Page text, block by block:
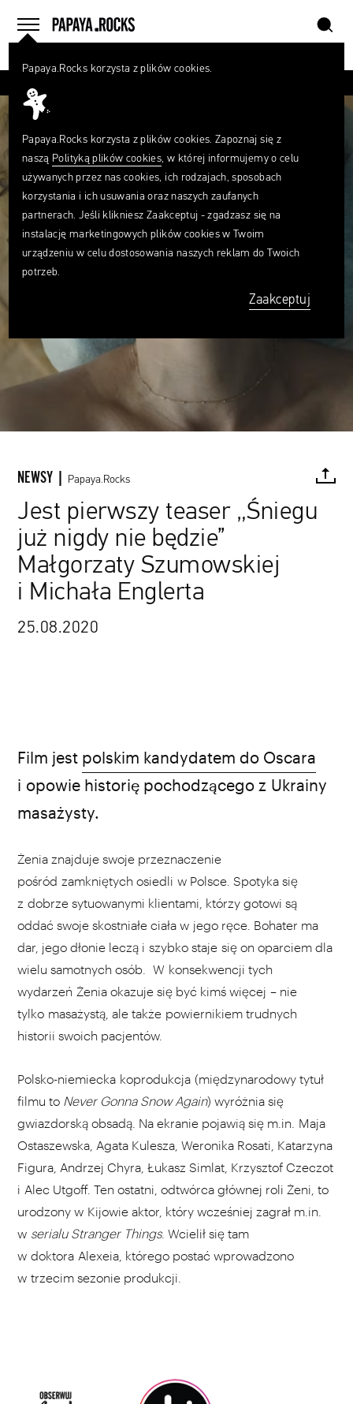
menu
home szukaj
NEWSY | Papaya.Rocks
Jest pierwszy teaser „Śniegu
już nigdy nie będzie”
Małgorzaty Szumowskiej
i Michała Englerta
25.08.2020
FACEBOOK TWITTER PINTEREST
Film jest polskim kandydatem do Oscara
i opowie historię pochodzącego z Ukrainy
masażysty.
Żenia znajduje swoje przeznaczenie
pośród zamkniętych osiedli w Polsce. Spotyka się
z dobrze sytuowanymi klientami, którzy gotowi są
oddać swoje skostniałe ciała w jego ręce. Bohater ma
dar, jego dłonie leczą i szybko staje się on oparciem dla
wielu samotnych osób. W konsekwencji tych
wydarzeń Żenia okazuje się być kimś więcej – nie
tylko masażystą, ale także powiernikiem trudnych
historii swoich pacjentów.
Polsko-niemiecka koprodukcja (międzynarodowy tytuł
filmu to Never Gonna Snow Again) wyróżnia się
gwiazdorską obsadą. Na ekranie pojawią się m.in. Maja
Ostaszewska, Agata Kulesza, Weronika Rosati, Katarzyna
Figura, Andrzej Chyra, Łukasz Simlat, Krzysztof Czeczot
i Alec Utgoff. Ten ostatni, odtwórca głównej roli Żeni, to
urodzony w Kijowie aktor, który wcześniej zagrał m.in.
w serialu Stranger Things. Wcielił się tam
w doktora Alexeia, którego postać wprowadzono
w trzecim sezonie produkcji.
Papaya.Rocks korzysta z plików cookies.
Papaya.Rocks korzysta z plików cookies. Zapoznaj się z
naszą Polityką plików cookies, w której informujemy o celu
używanych przez nas cookies, ich rodzajach, sposobach
korzystania i ich usuwania oraz naszych zaufanych
partnerach. Jeśli klikniesz Zaakceptuj - zgadzasz się na
instalację marketingowych plików cookies w Twoim
urządzeniu w celu dostosowania naszych reklam do Twoich
potrzeb.
Zaakceptuj
Czego
szukasz?